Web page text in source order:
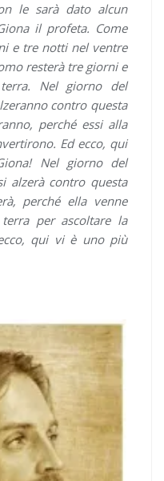
le sarà dato alcun
il profeta. Come
e tre notti nel ventre
resterà tre giorni e
Nel giorno del
contro questa
perché essi alla
Ed ecco, qui
Nel giorno del
alzerà contro questa
perché ella venne
per ascoltare la
qui vi è uno più